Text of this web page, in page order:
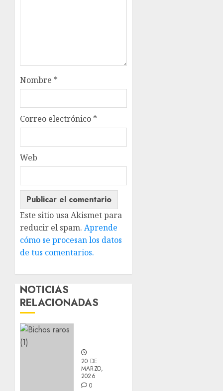
Nombre *
Correo electrónico *
Web
Este sitio usa Akismet para
reducir el spam. Aprende
cómo se procesan los datos
de tus comentarios.
NOTICIAS
RELACIONADAS
20 DE
MARZO,
2026
0